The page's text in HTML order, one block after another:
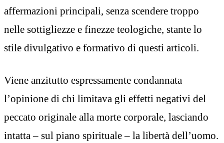
affermazioni principali, senza scendere troppo
nelle sottigliezze e finezze teologiche, stante lo
stile divulgativo e formativo di questi articoli.
Viene anzitutto espressamente condannata
l’opinione di chi limitava gli effetti negativi del
peccato originale alla morte corporale, lasciando
intatta – sul piano spirituale – la libertà dell’uomo.